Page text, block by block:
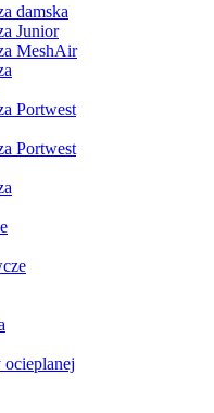
damska
Junior
MeshAir
Portwest
Portwest